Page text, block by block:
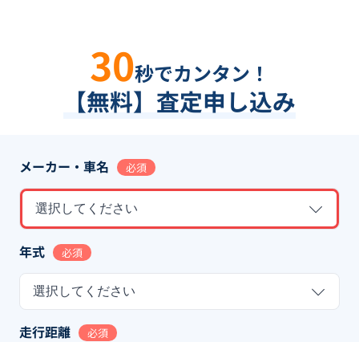
30秒でカンタン！
【無料】査定申し込み
メーカー・車名 必須
選択してください
年式 必須
選択してください
走行距離 必須